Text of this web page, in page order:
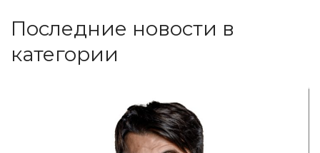
Последние новости в
категории